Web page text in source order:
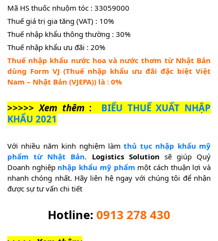
Mã HS thuốc nhuộm tóc : 33059000
Thuế giá trị gia tăng (VAT) : 10%
Thuế nhập khẩu thông thường : 30%
Thuế nhập khẩu ưu đãi : 20%
Thuế nhập khẩu nước hoa và nước thơm từ Nhật Bản
dùng Form VJ (Thuế nhập khẩu ưu đãi đặc biệt Việt
Nam – Nhật Bản (VJEPA)) là : 0%
>>>>> Xem thêm : BIỂU THUẾ XUẤT NHẬP
KHẨU 2021
Với nhiều năm kinh nghiệm làmthủ tục nhập khẩu mỹ
phẩm từ Nhật Bản. Logistics Solution sẽ giúp Quý
Doanh nghiệp nhập khẩu mỹ phẩm một cách thuận lợi và
nhanh chóng nhất. Hãy liên hệ ngay với chúng tôi để nhận
được sự tư vấn chi tiết
Hotline: 0913 278 430